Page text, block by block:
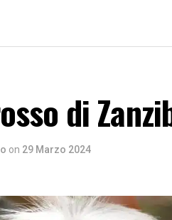
di
on 29 Marzo 2024